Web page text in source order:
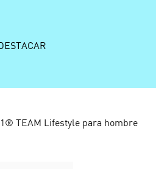
TEAM Lifestyle para hombre